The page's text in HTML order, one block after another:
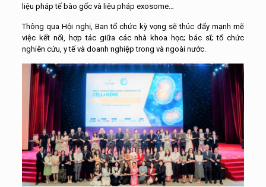
liệu pháp tế bào gốc và liệu pháp exosome…
Thông qua Hội nghị, Ban tổ chức kỳ vọng sẽ thúc đẩy mạnh mẽ
việc kết nối, hợp tác giữa các nhà khoa học; bác sĩ; tổ chức
nghiên cứu, y tế và doanh nghiệp trong và ngoài nước.